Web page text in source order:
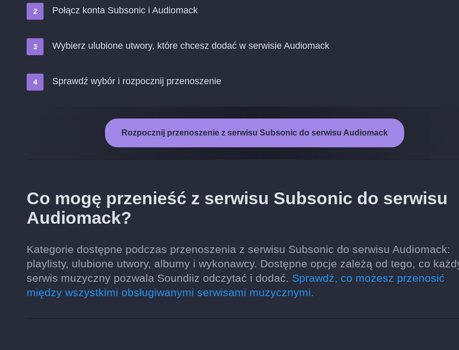
Połącz konta Subsonic i Audiomack
Wybierz ulubione utwory, które chcesz dodać w serwisie Audiomack
Sprawdź wybór i rozpocznij przenoszenie
Rozpocznij przenoszenie z serwisu Subsonic do serwisu Audiomack
Co mogę przenieść z serwisu Subsonic do serwisu
Audiomack?
Kategorie dostępne podczas przenoszenia z serwisu Subsonic do serwisu Audiomack:
playlisty, ulubione utwory, albumy i wykonawcy. Dostępne opcje zależą od tego, co
serwis muzyczny pozwala Soundiiz odczytać i dodać. Sprawdź, co możesz przenosić
między wszystkimi obsługiwanymi serwisami muzycznymi.